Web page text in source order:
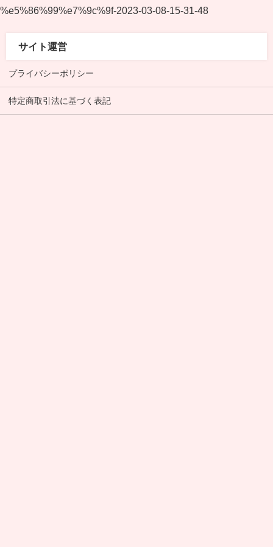
%e5%86%99%e7%9c%9f-2023-03-08-15-31-48
サイト運営
プライバシーポリシー
特定商取引法に基づく表記